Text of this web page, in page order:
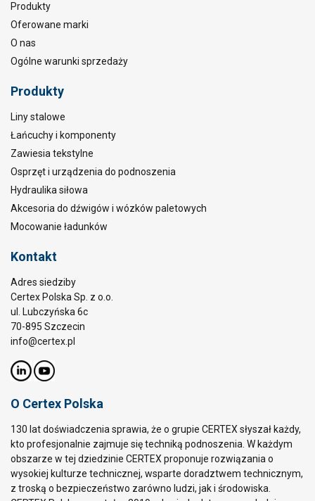
Produkty
Oferowane marki
O nas
Ogólne warunki sprzedaży
Produkty
Liny stalowe
Łańcuchy i komponenty
Zawiesia tekstylne
Osprzęt i urządzenia do podnoszenia
Hydraulika siłowa
Akcesoria do dźwigów i wózków paletowych
Mocowanie ładunków
Kontakt
Adres siedziby
Certex Polska Sp. z o.o.
ul. Lubczyńska 6c
70-895 Szczecin
info@certex.pl
O Certex Polska
130 lat doświadczenia sprawia, że o grupie CERTEX słyszał każdy,
kto profesjonalnie zajmuje się techniką podnoszenia. W każdym
obszarze w tej dziedzinie CERTEX proponuje rozwiązania o
wysokiej kulturze technicznej, wsparte doradztwem technicznym,
z troską o bezpieczeństwo zarówno ludzi, jak i środowiska.